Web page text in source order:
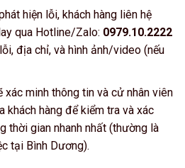
hiện lỗi, khách hàng liên hệ
qua Hotline/Zalo: 0979.10.2222
địa chỉ, và hình ảnh/video (nếu
xác minh thông tin và cử nhân viên
khách hàng để kiểm tra và xác
thời gian nhanh nhất (thường là
tại Bình Dương).